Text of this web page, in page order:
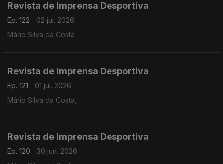
Revista de Imprensa Desportiva
Ep. 122
02 jul. 2026
Mário Silva da Costa
Revista de Imprensa Desportiva
Ep. 121
01 jul. 2026
Mário Silva da Costa,
Revista de Imprensa Desportiva
Ep. 120
30 jun. 2026